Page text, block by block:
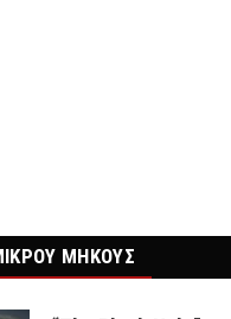
ΜΗΚΟΥΣ